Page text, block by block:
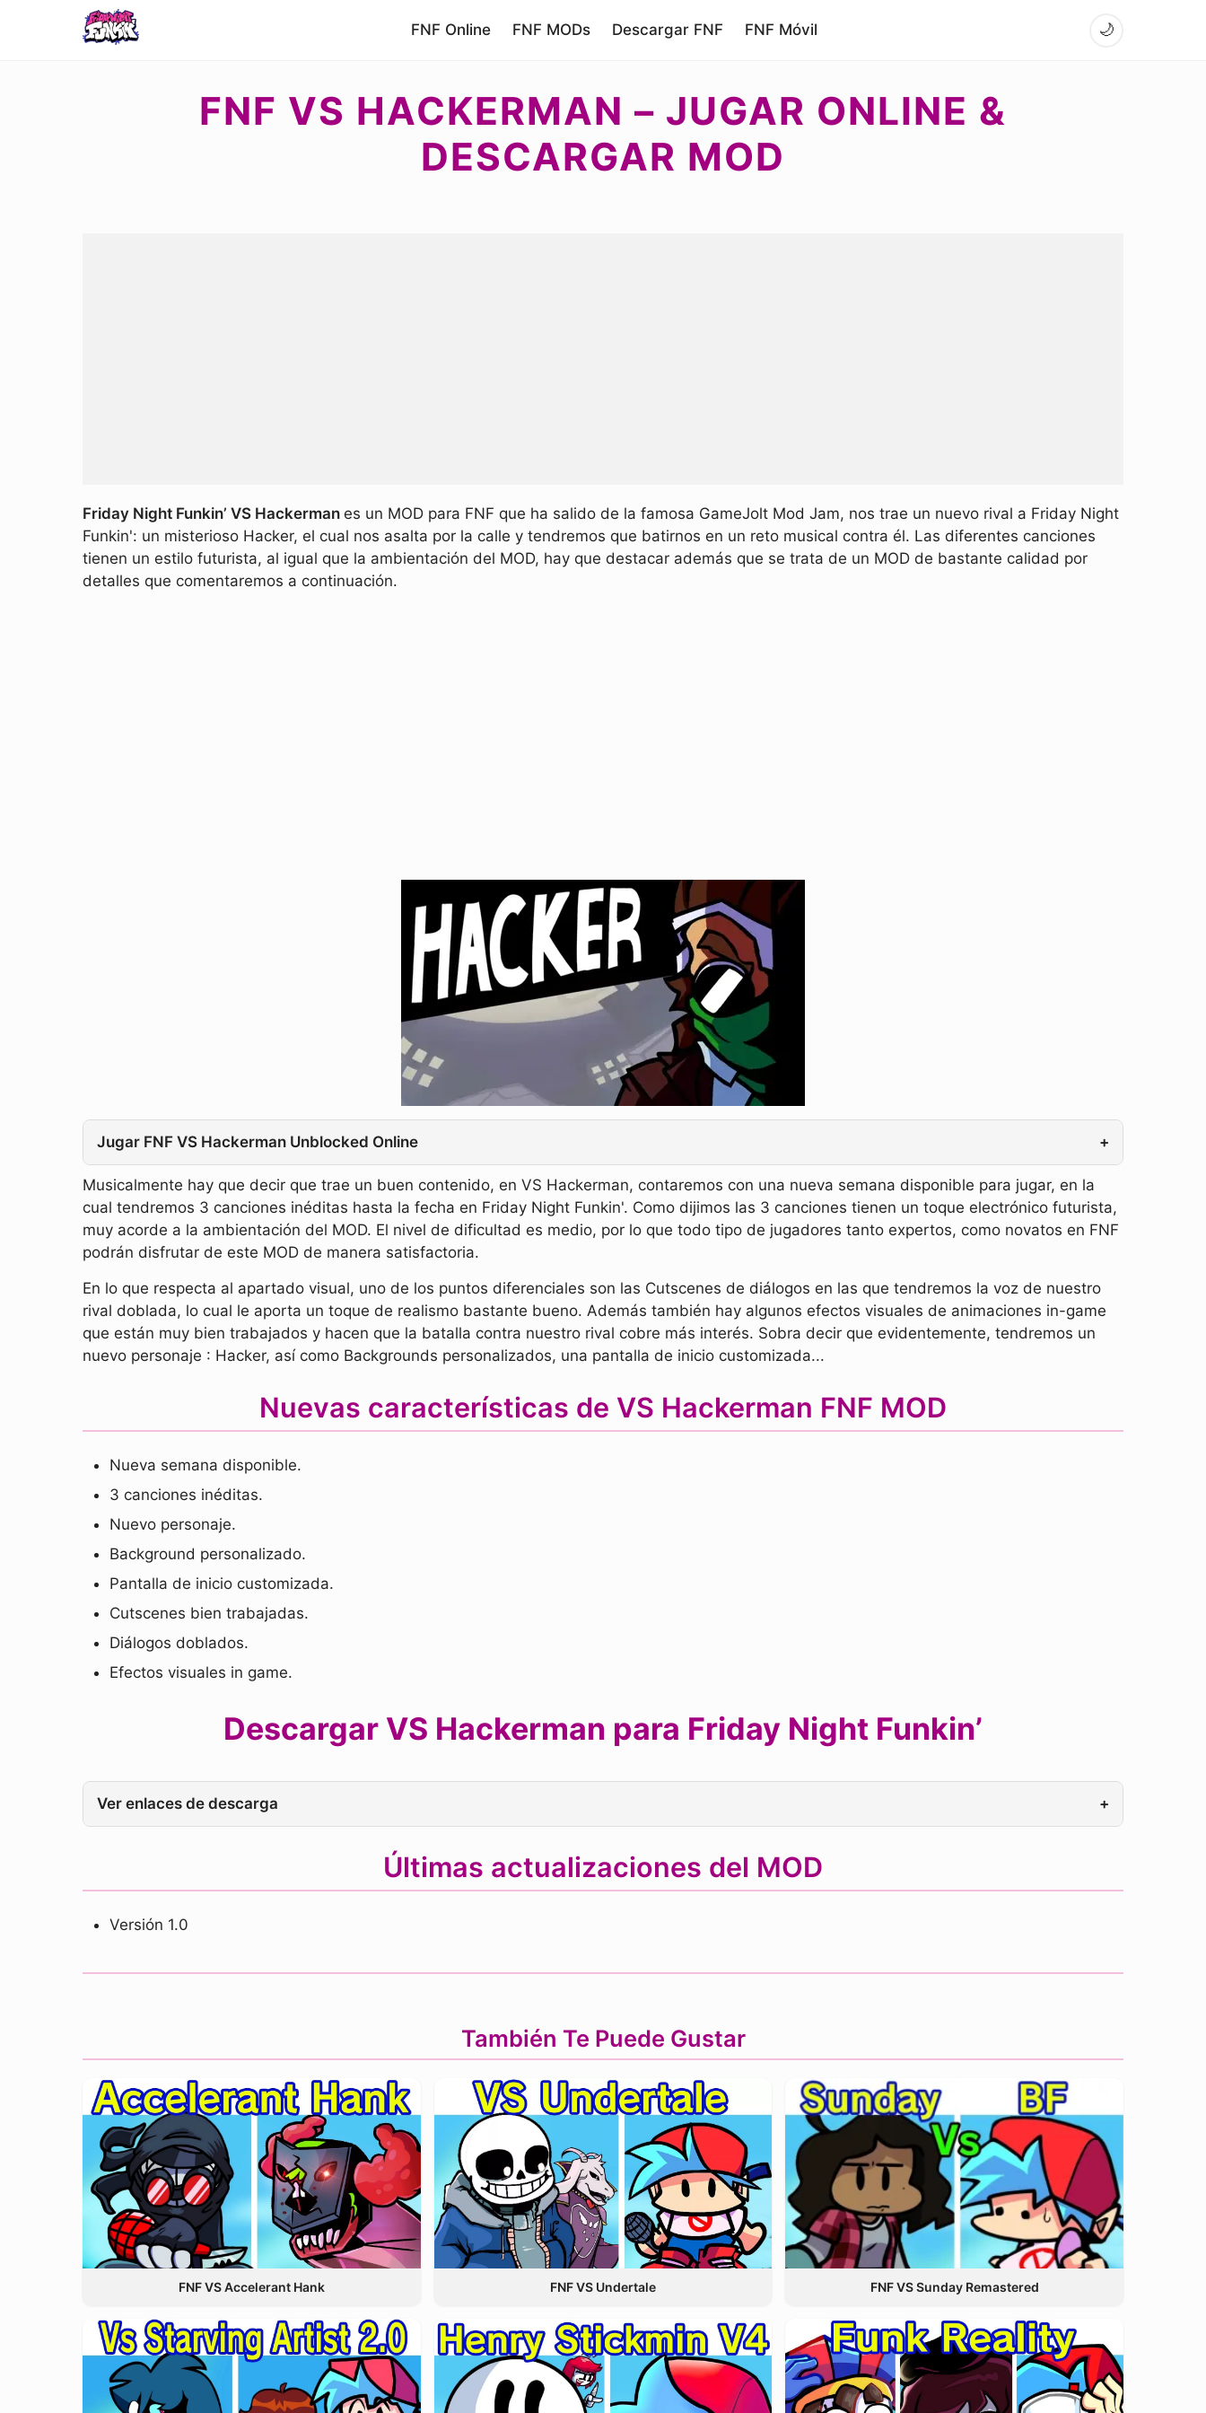
FNF Online FNF MODs Descargar FNF FNF Móvil 🌙
FNF VS HACKERMAN – JUGAR ONLINE &
DESCARGAR MOD
Friday Night Funkin’ VS Hackerman es un MOD para FNF que ha salido de la famosa GameJolt Mod Jam, nos trae un nuevo rival a Friday Night
Funkin': un misterioso Hacker, el cual nos asalta por la calle y tendremos que batirnos en un reto musical contra él. Las diferentes canciones
tienen un estilo futurista, al igual que la ambientación del MOD, hay que destacar además que se trata de un MOD de bastante calidad por
detalles que comentaremos a continuación.
Jugar FNF VS Hackerman Unblocked Online +
Musicalmente hay que decir que trae un buen contenido, en VS Hackerman, contaremos con una nueva semana disponible para jugar, en la
cual tendremos 3 canciones inéditas hasta la fecha en Friday Night Funkin'. Como dijimos las 3 canciones tienen un toque electrónico futurista,
muy acorde a la ambientación del MOD. El nivel de dificultad es medio, por lo que todo tipo de jugadores tanto expertos, como novatos en FNF
podrán disfrutar de este MOD de manera satisfactoria.
En lo que respecta al apartado visual, uno de los puntos diferenciales son las Cutscenes de diálogos en las que tendremos la voz de nuestro
rival doblada, lo cual le aporta un toque de realismo bastante bueno. Además también hay algunos efectos visuales de animaciones in-game
que están muy bien trabajados y hacen que la batalla contra nuestro rival cobre más interés. Sobra decir que evidentemente, tendremos un
nuevo personaje : Hacker, así como Backgrounds personalizados, una pantalla de inicio customizada...
Nuevas características de VS Hackerman FNF MOD
Nueva semana disponible.
3 canciones inéditas.
Nuevo personaje.
Background personalizado.
Pantalla de inicio customizada.
Cutscenes bien trabajadas.
Diálogos doblados.
Efectos visuales in game.
Descargar VS Hackerman para Friday Night Funkin’
Ver enlaces de descarga +
Últimas actualizaciones del MOD
Versión 1.0
También Te Puede Gustar
FNF VS Accelerant Hank FNF VS Undertale FNF VS Sunday Remastered